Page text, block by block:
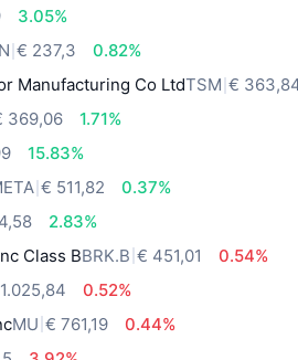
3.05%
€ 237,3
0.82%
Manufacturing Co LtdTSM €
369,06
1.71%
15.83%
€ 511,82
0.37%
2.83%
Class BBRK.B € 451,01
0.54%
0.52%
MU € 761,19
0.44%